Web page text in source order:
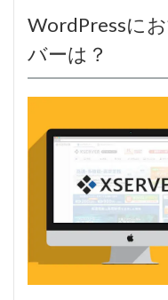
WordPressに
バーは？